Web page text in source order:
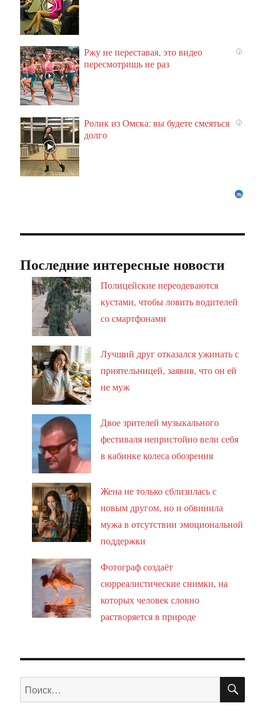
i
Ржу не переставая, это видео
пересмотришь не раз
i
Ролик из Омска: вы будете смеяться
долго
Последние интересные новости
Полицейские переодеваются
кустами, чтобы ловить водителей
со смартфонами
Лучший друг отказался ужинать с
приятельницей, заявив, что он ей
не муж
Двое зрителей музыкального
фестиваля непристойно вели себя
в кабинке колеса обозрения
Жена не только сблизилась с
новым другом, но и обвинила
мужа в отсутствии эмоциональной
поддержки
Фотограф создаёт
сюрреалистические снимки, на
которых человек словно
растворяется в природе
Искать: